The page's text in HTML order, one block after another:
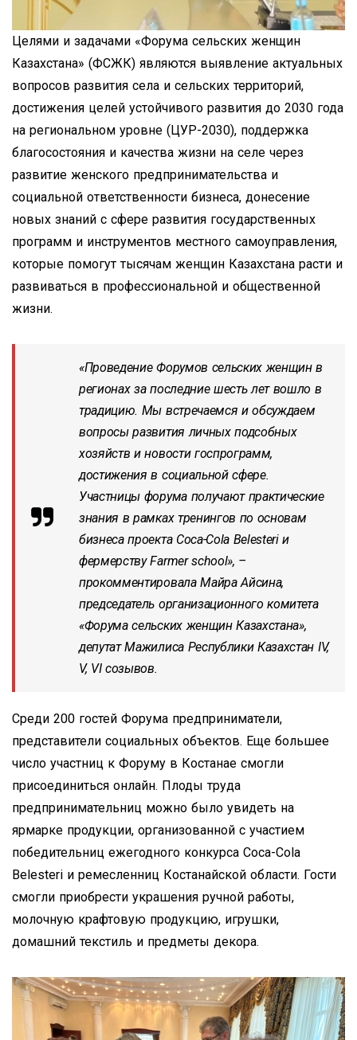
Целями и задачами «Форума сельских женщин
Казахстана» (ФСЖК) являются выявление актуальных
вопросов развития села и сельских территорий,
достижения целей устойчивого развития до 2030 года
на региональном уровне (ЦУР-2030), поддержка
благосостояния и качества жизни на селе через
развитие женского предпринимательства и
социальной ответственности бизнеса, донесение
новых знаний с сфере развития государственных
программ и инструментов местного самоуправления,
которые помогут тысячам женщин Казахстана расти и
развиваться в профессиональной и общественной
жизни.
«Проведение Форумов сельских женщин в
регионах за последние шесть лет вошло в
традицию. Мы встречаемся и обсуждаем
вопросы развития личных подсобных
хозяйств и новости госпрограмм,
достижения в социальной сфере.
Участницы форума получают практические
знания в рамках тренингов по основам
бизнеса проекта Coca-Cola Belesteri и
фермерству Farmer school», –
прокомментировала Майра Айсина,
председатель организационного комитета
«Форума сельских женщин Казахстана»,
депутат Мажилиса Республики Казахстан ІV,
V, VI созывов.
Среди 200 гостей Форума предприниматели,
представители социальных объектов. Еще большее
число участниц к Форуму в Костанае смогли
присоединиться онлайн. Плоды труда
предпринимательниц можно было увидеть на
ярмарке продукции, организованной с участием
победительниц ежегодного конкурса Coca-Cola
Belesteri и ремесленниц Костанайской области. Гости
смогли приобрести украшения ручной работы,
молочную крафтовую продукцию, игрушки,
домашний текстиль и предметы декора.